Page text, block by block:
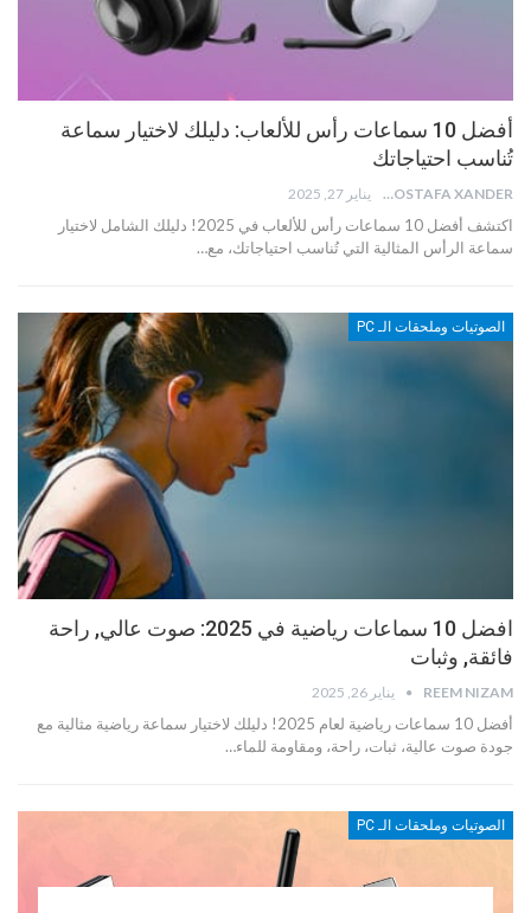
أفضل 10 سماعات رأس للألعاب: دليلك لاختيار سماعة
تُناسب احتياجاتك
MOSTAFA XANDER يناير 27, 2025
اكتشف أفضل 10 سماعات رأس للألعاب في 2025! دليلك الشامل لاختيار
سماعة الرأس المثالية التي تُناسب احتياجاتك، مع…
الصوتيات وملحقات الـ PC
افضل 10 سماعات رياضية في 2025: صوت عالي, راحة
فائقة, وثبات
REEM NIZAM يناير 26, 2025
أفضل 10 سماعات رياضية لعام 2025! دليلك لاختيار سماعة رياضية مثالية مع
جودة صوت عالية، ثبات، راحة، ومقاومة للماء…
الصوتيات وملحقات الـ PC